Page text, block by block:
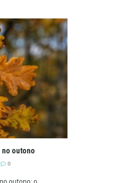
no outono
0
outono: o